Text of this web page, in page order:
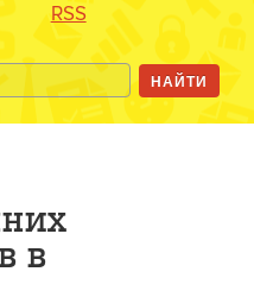
RSS
в